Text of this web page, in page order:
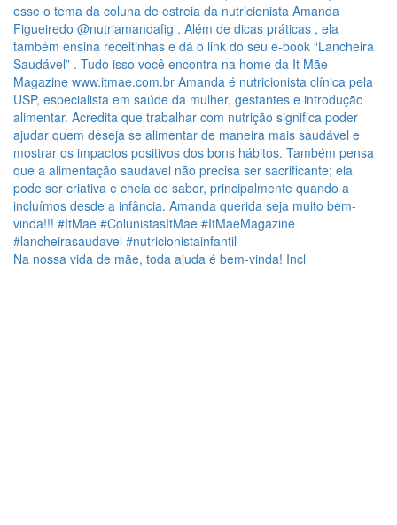
Na nossa vida de mãe, toda ajuda é bem-vinda! Incl